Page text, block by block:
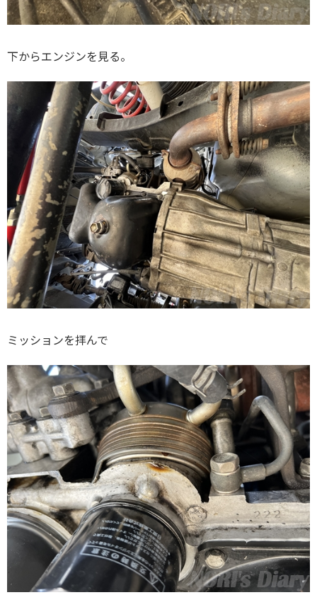
下からエンジンを見る。
ミッションを拝んで